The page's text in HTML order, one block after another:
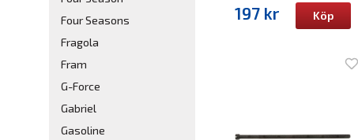
Four Seasons
Fragola
Fram
G-Force
Gabriel
Gasoline
197 kr Köp